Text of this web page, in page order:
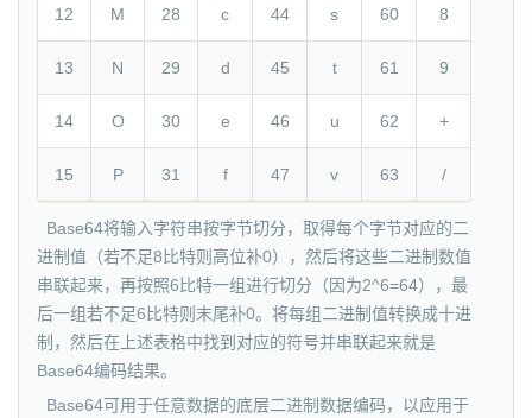
12 M 28 c 44 s 60 8
13 N 29 d 45 t 61 9
14 O 30 e 46 u 62 +
15 P 31 f 47 v 63 /
Base64将输入字符串按字节切分，取得每个字节对应的二
进制值（若不足8比特则高位补0），然后将这些二进制数值
串联起来，再按照6比特一组进行切分（因为2^6=64），最
后一组若不足6比特则末尾补0。将每组二进制值转换成十进
制，然后在上述表格中找到对应的符号并串联起来就是
Base64编码结果。
Base64可用于任意数据的底层二进制数据编码，以应用于